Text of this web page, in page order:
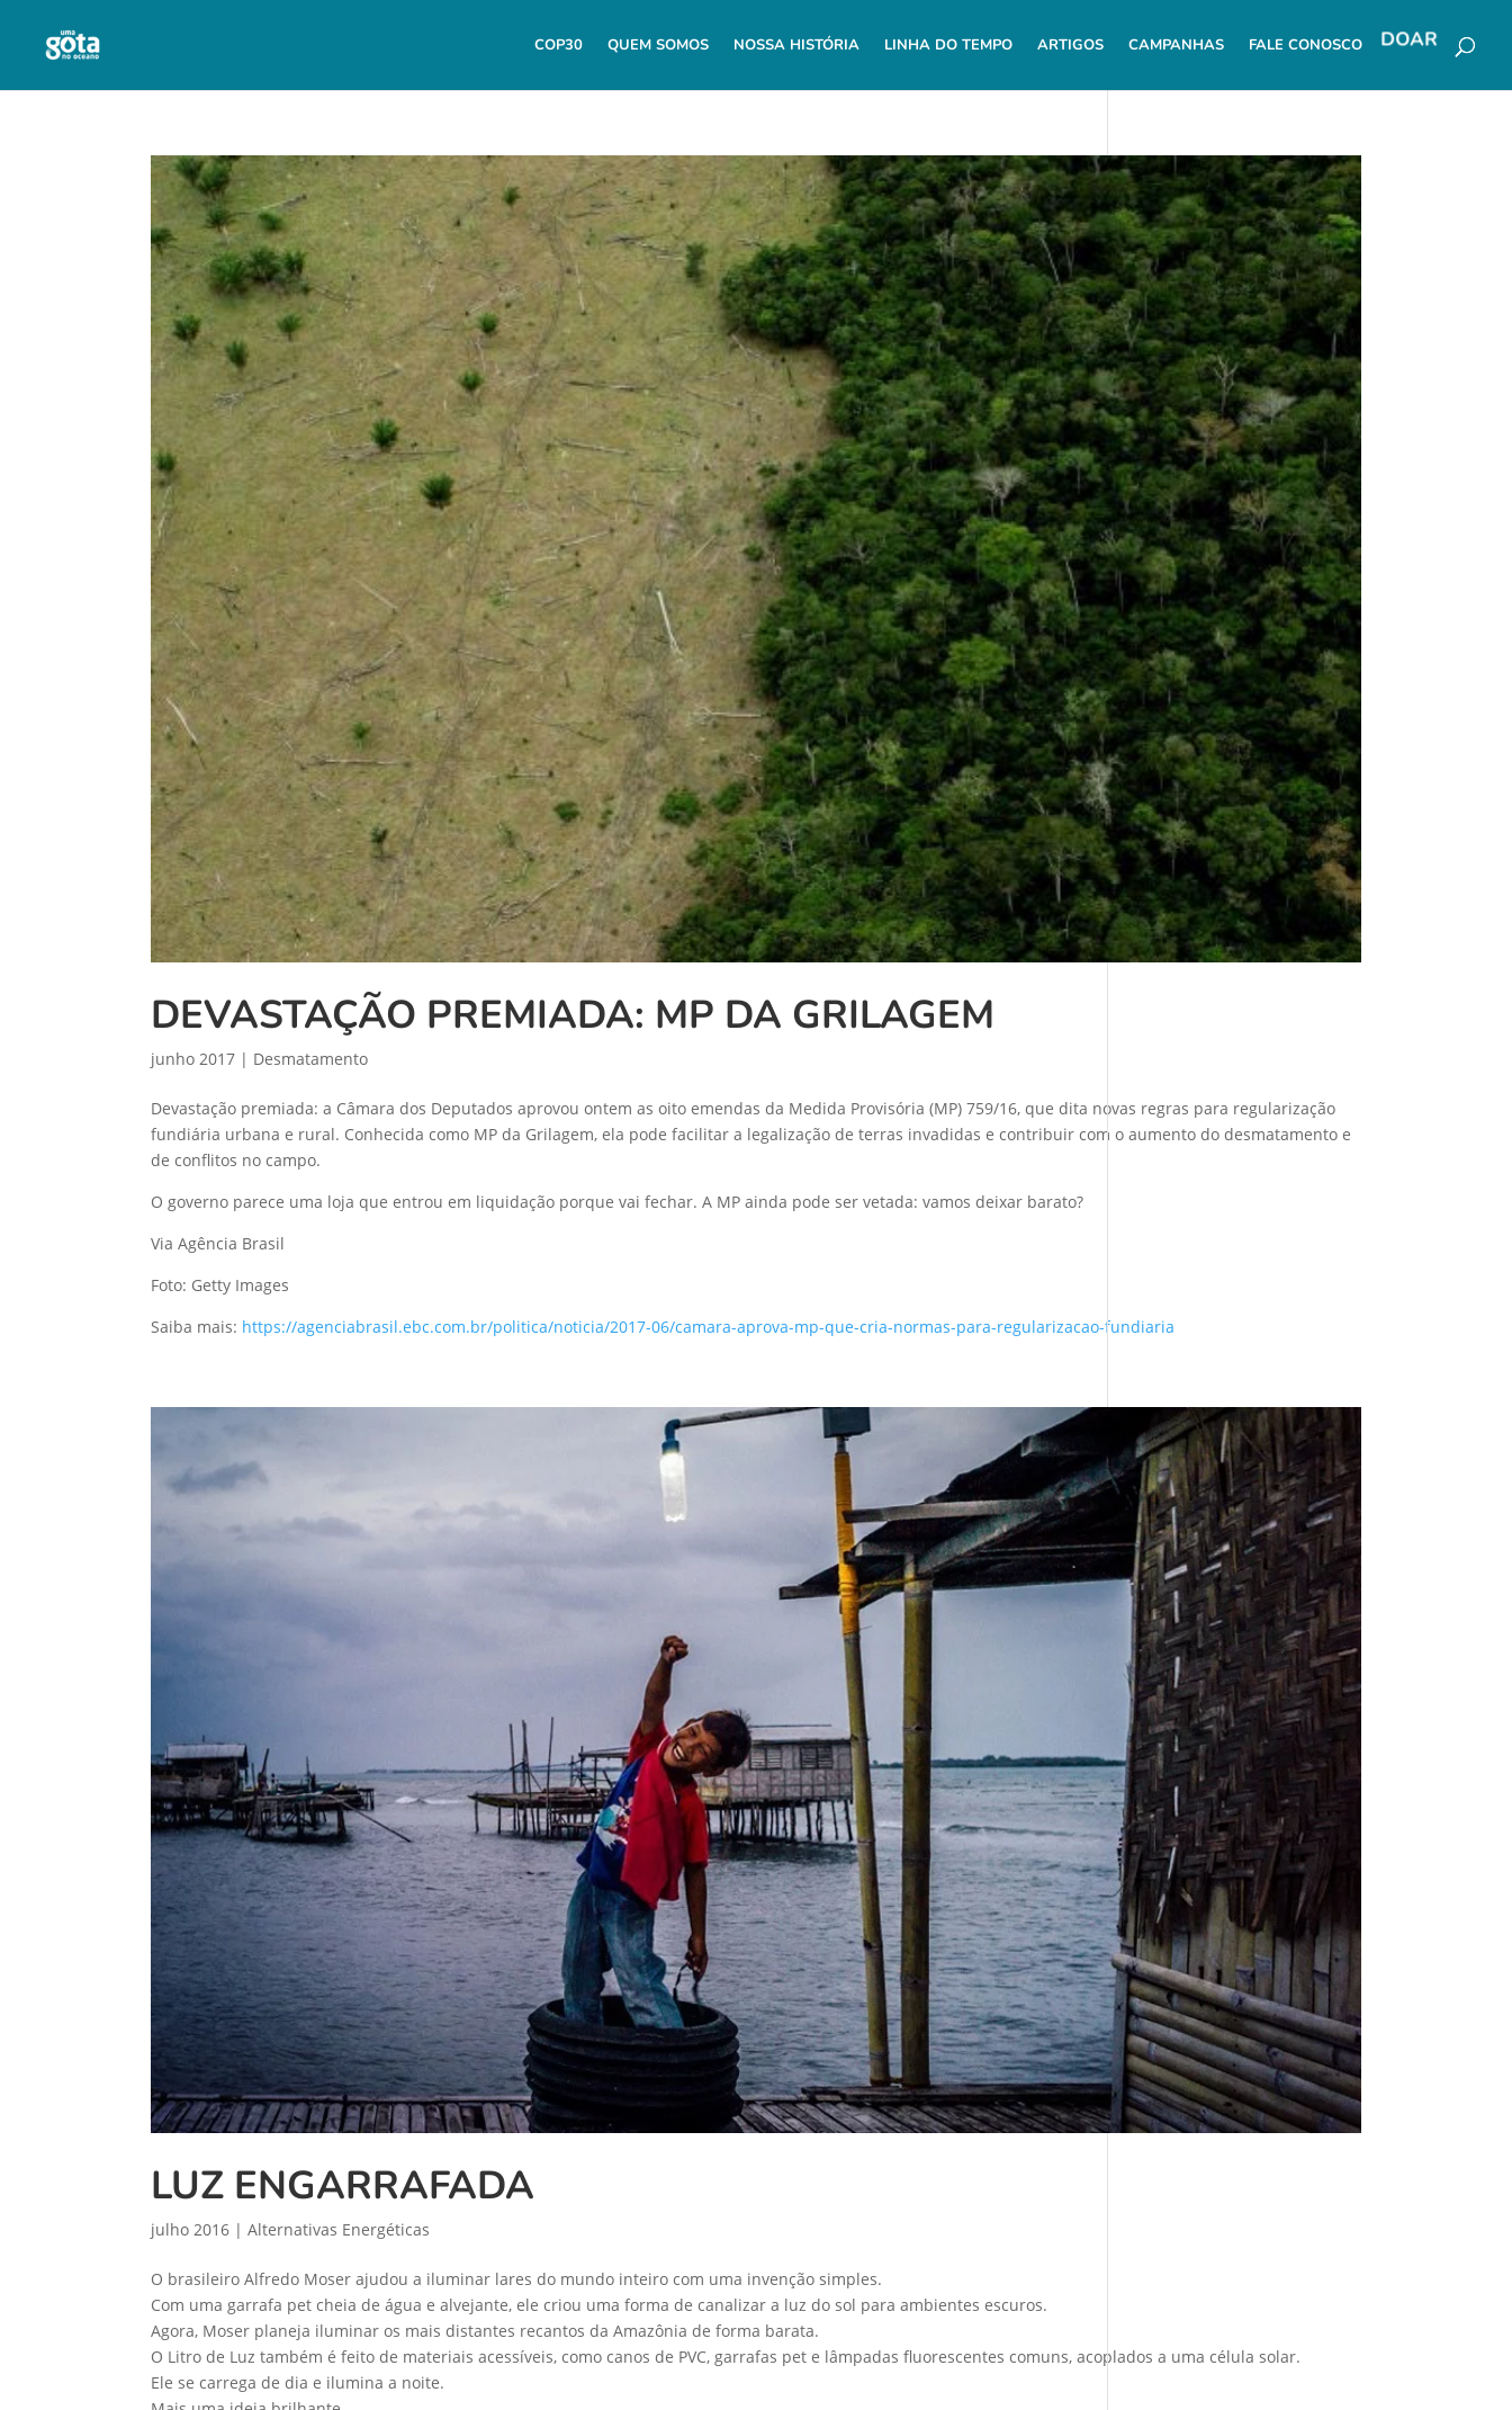
COP30 QUEM SOMOS NOSSA HISTÓRIA LINHA DO TEMPO ARTIGOS CAMPANHAS FALE CONOSCO DOAR
DEVASTAÇÃO PREMIADA: MP DA GRILAGEM
junho 2017 | Desmatamento
Devastação premiada: a Câmara dos Deputados aprovou ontem as oito emendas da Medida Provisória (MP) 759/16, que dita novas regras para regularização
fundiária urbana e rural. Conhecida como MP da Grilagem, ela pode facilitar a legalização de terras invadidas e contribuir com o aumento do desmatamento e
de conflitos no campo.
O governo parece uma loja que entrou em liquidação porque vai fechar. A MP ainda pode ser vetada: vamos deixar barato?
Via Agência Brasil
Foto: Getty Images
Saiba mais: https://agenciabrasil.ebc.com.br/politica/noticia/2017-06/camara-aprova-mp-que-cria-normas-para-regularizacao-fundiaria
LUZ ENGARRAFADA
julho 2016 |Alternativas Energéticas
O brasileiro Alfredo Moser ajudou a iluminar lares do mundo inteiro com uma invenção simples.
Com uma garrafa pet cheia de água e alvejante, ele criou uma forma de canalizar a luz do sol para ambientes escuros.
Agora, Moser planeja iluminar os mais distantes recantos da Amazônia de forma barata.
O Litro de Luz também é feito de materiais acessíveis, como canos de PVC, garrafas pet e lâmpadas fluorescentes comuns, acoplados a uma célula solar.
Ele se carrega de dia e ilumina a noite.